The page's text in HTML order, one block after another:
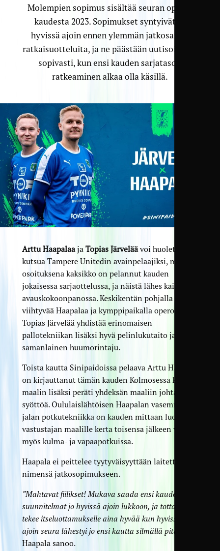
Molempien sopimus sisältää seuran option
kaudesta 2023. Sopimukset syntyivät jo
hyvissä ajoin ennen ylemmän jatkosarjan
ratkaisuotteluita, ja ne päästään uutisoimaan
sopivasti, kun ensi kauden sarjatason
ratkeaminen alkaa olla käsillä.
Arttu Haapalaaja Topias Järveläävoi huoletta
kutsua Tampere Unitedin avainpelaajiksi, mistä
osoituksena kaksikko on pelannut kauden
jokaisessa sarjaottelussa, ja näistä lähes kaikki
avauskokoonpanossa. Keskikentän pohjalla
viihtyvää Haapalaa ja kymppipaikalla operoivaa
Topias Järvelää yhdistää erinomaisen
pallotekniikan lisäksi hyvä pelinlukutaito ja
samanlainen huumorintaju.
Toista kautta Sinipaidoissa pelaava Arttu Haapala
on kirjauttanut tämän kauden Kolmosessa kahden
maalin lisäksi peräti yhdeksän maaliin johtanutta
syöttöä. Oululaislähtöisen Haapalan vasemman
jalan potkutekniikka on kauden mittaan luonut
vastustajan maalille kerta toisensa jälkeen vaaraa
myös kulma- ja vapaapotkuissa.
Haapala ei peittelee tyytyväisyyttään laitettuaan
nimensä jatkosopimukseen.
”Mahtavat fiilikset! Mukava saada ensi kauden
suunnitelmat jo hyvissä ajoin lukkoon, ja tottakai
tekee itseluottamukselle aina hyvää kun hyvissä
ajoin seura lähestyi jo ensi kautta silmällä pitäen”
Haapala sanoo.